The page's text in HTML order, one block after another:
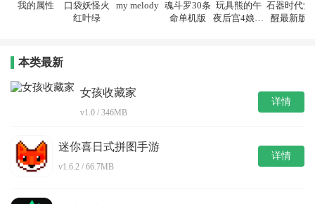
我的属性
口袋妖怪火
红叶绿
my melody 魂斗罗30条
命单机版
玩具熊的午
夜后宫4娘化
石器时代觉
醒最新版
本类最新
女孩收藏家
v1.0 / 346MB
详情
迷你喜日式拼图手游
v1.6.2 / 66.7MB
详情